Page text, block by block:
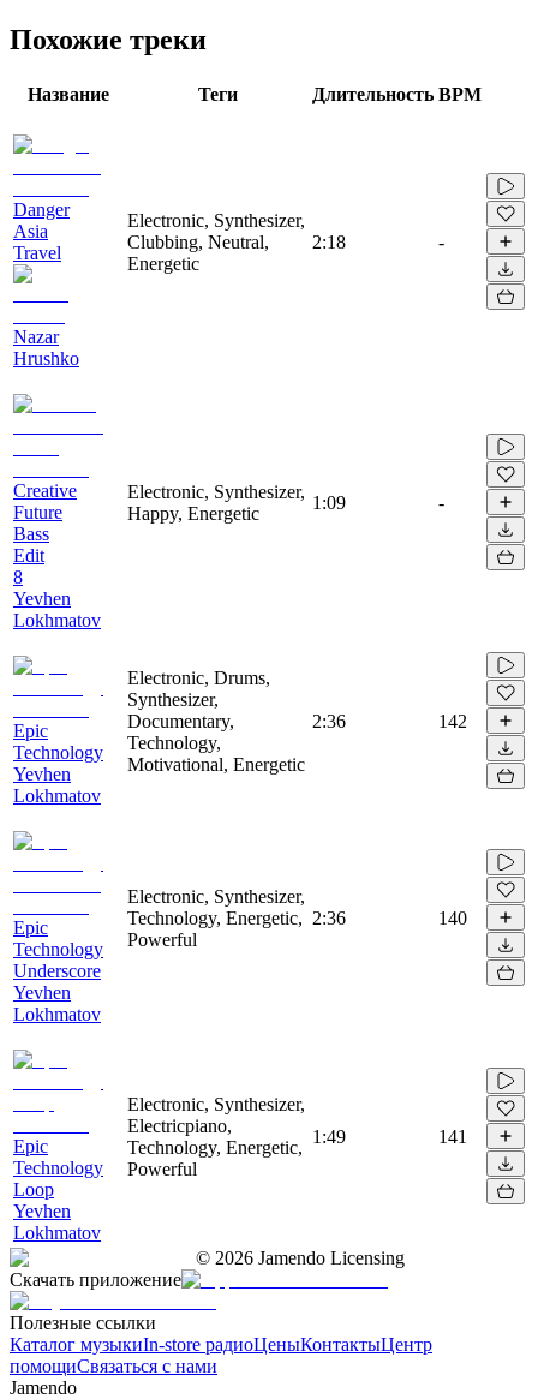
Похожие треки
Название Теги Длительность BPM
Danger
Asia
Travel
Nazar
Hrushko
Electronic, Synthesizer,
Clubbing, Neutral,
Energetic
2:18 -
Creative
Future
Bass
Edit
8
Yevhen
Lokhmatov
Electronic, Synthesizer,
Happy, Energetic
1:09 -
Epic
Technology
Yevhen
Lokhmatov
Electronic, Drums,
Synthesizer,
Documentary,
Technology,
Motivational, Energetic
2:36 142
Epic
Technology
Underscore
Yevhen
Lokhmatov
Electronic, Synthesizer,
Technology, Energetic,
Powerful
2:36 140
Epic
Technology
Loop
Yevhen
Lokhmatov
Electronic, Synthesizer,
Electricpiano,
Technology, Energetic,
Powerful
1:49 141
© 2026 Jamendo Licensing
Скачать приложение
Полезные ссылки
Каталог музыкиIn-store радиоЦеныКонтактыЦентр
помощиСвязаться с нами
Jamendo